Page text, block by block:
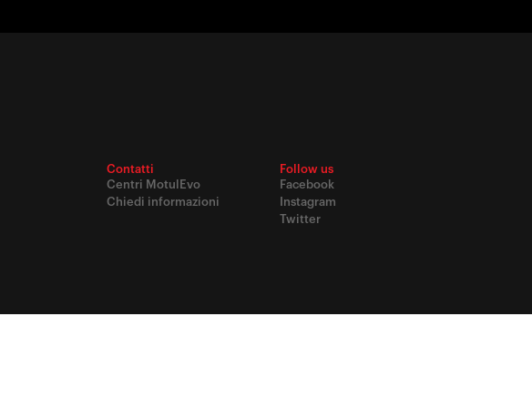
Contatti
Centri MotulEvo
Chiedi informazioni
Follow us
Facebook
Instagram
Twitter